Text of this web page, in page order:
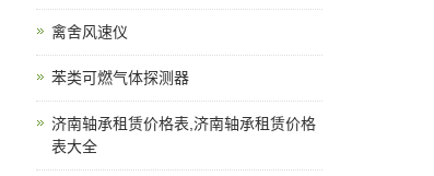
禽舍风速仪
苯类可燃气体探测器
济南轴承租赁价格表,济南轴承租赁价格
表大全